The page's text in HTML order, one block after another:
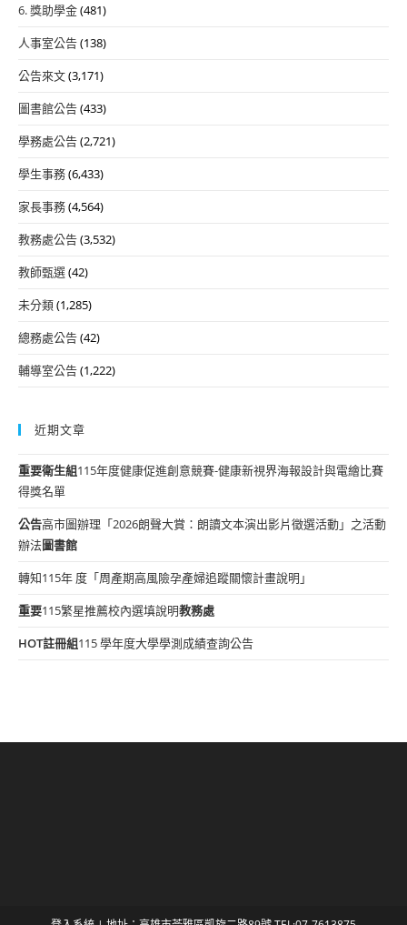
6. 獎助學金(481)
人事室公告(138)
公告來文(3,171)
圖書館公告(433)
學務處公告(2,721)
學生事務(6,433)
家長事務(4,564)
教務處公告(3,532)
教師甄選(42)
未分類(1,285)
總務處公告(42)
輔導室公告(1,222)
近期文章
重要衛生組115年度健康促進創意競賽-健康新視界海報設計與電繪比賽
得獎名單
公告高市圖辦理「2026朗聲大賞：朗讀文本演出影片徵選活動」之活動
辦法圖書館
轉知115年 度「周產期高風險孕產婦追蹤關懷計畫說明」
重要115繁星推薦校內選填說明教務處
HOT註冊組115 學年度大學學測成績查詢公告